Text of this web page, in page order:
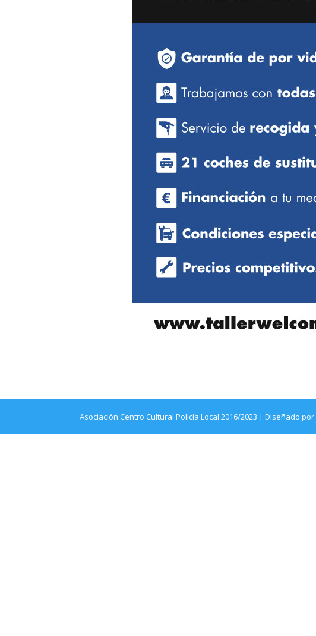
Asociación Centro Cultural Policía Local 2016/2023 | Diseñado por